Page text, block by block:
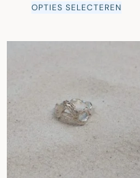
OPTIES SELECTEREN